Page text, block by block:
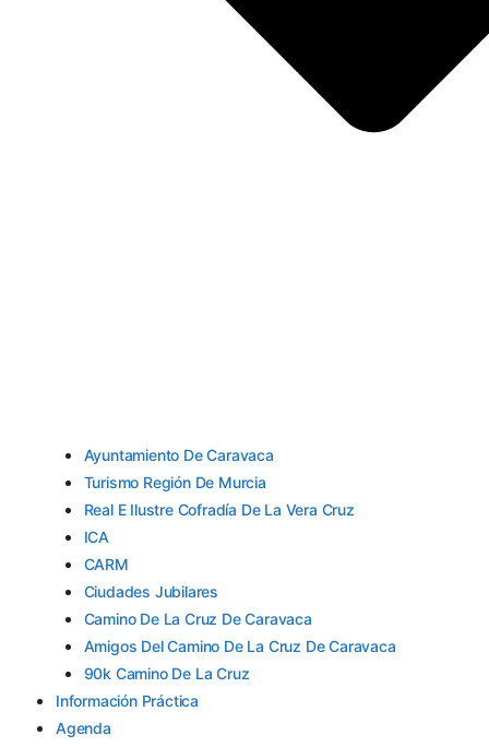
Ayuntamiento De Caravaca
Turismo Región De Murcia
Real E Ilustre Cofradía De La Vera Cruz
ICA
CARM
Ciudades Jubilares
Camino De La Cruz De Caravaca
Amigos Del Camino De La Cruz De Caravaca
90k Camino De La Cruz
Información Práctica
Agenda